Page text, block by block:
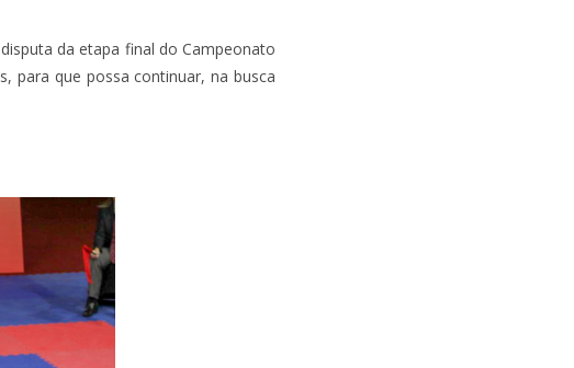
da etapa final do Campeonato
para que possa continuar, na busca